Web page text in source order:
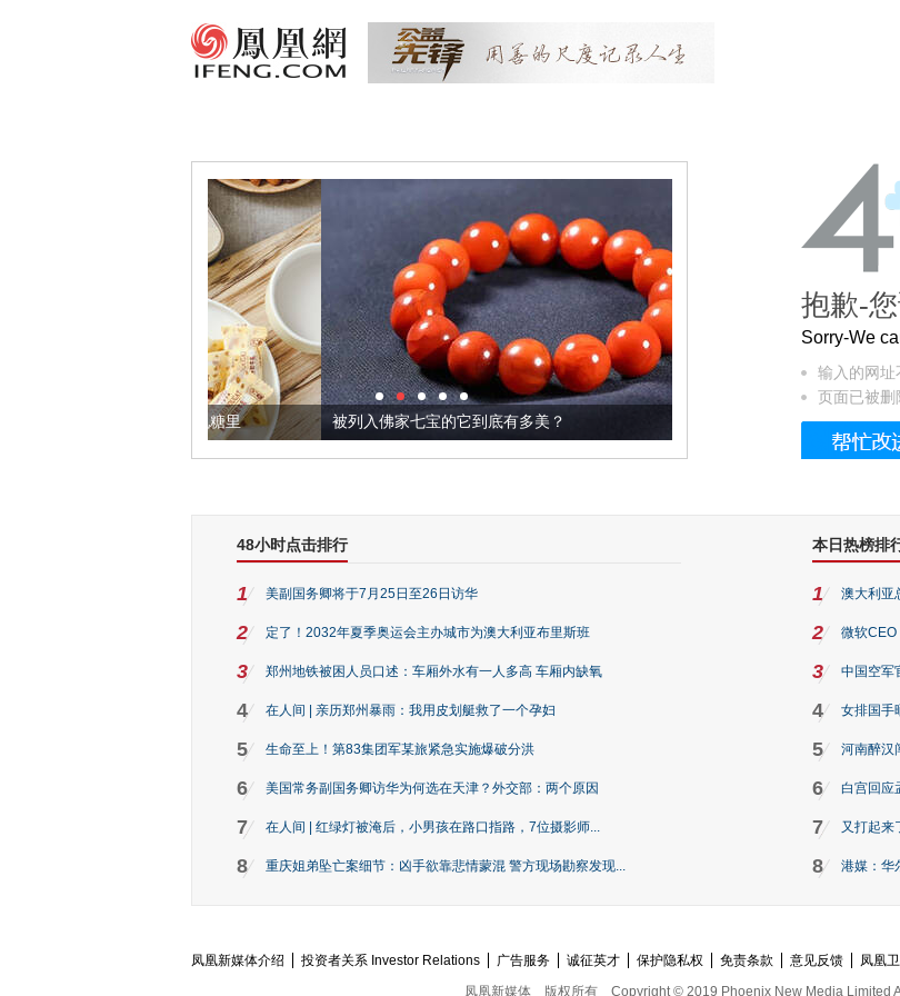
被列入佛家七宝的它到底有多美？ 这个3.2米的长卷，还原了600
抱歉-
Sorry-We
输入的网址
页面已被删
48小时点击排行
1 美副国务卿将于7月25日至26日访华
2 定了！2032年夏季奥运会主办城市为澳大利亚布里斯班
3 郑州地铁被困人员口述：车厢外水有一人多高 车厢内缺氧
4 在人间 | 亲历郑州暴雨：我用皮划艇救了一个孕妇
5 生命至上！第83集团军某旅紧急实施爆破分洪
6 美国常务副国务卿访华为何选在天津？外交部：两个原因
7 在人间 | 红绿灯被淹后，小男孩在路口指路，7位摄影师...
8 重庆姐弟坠亡案细节：凶手欲靠悲情蒙混 警方现场勘察发现...
本日热榜排
1 澳大利亚
2 微软CEO
3 中国空军
4 女排国手
5 河南醉汉
6 白宫回应
7 又打起来
8 港媒：华
凤凰新媒体介绍 投资者关系 Investor Relations 广告服务 诚征英才 保护隐私权 免责条款 意见反馈 凤凰
凤凰新媒体
版权所有 Copyright © 2019 Phoenix New Media Limited